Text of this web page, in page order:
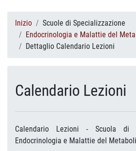
Inizio
Scuole di Specializzazione
Endocrinologia e Malattie del
Dettaglio Calendario Lezioni
Calendario Lezioni
Calendario Lezioni - Scuola di
Endocrinologia e Malattie del